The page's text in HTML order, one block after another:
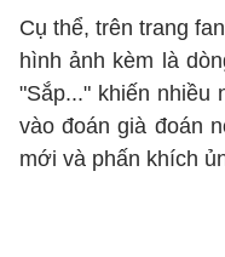
Cụ thể, trên trang
hình ảnh kèm là
"Sắp..." khiến nhiều
vào đoán già đoán
mới và phấn khích